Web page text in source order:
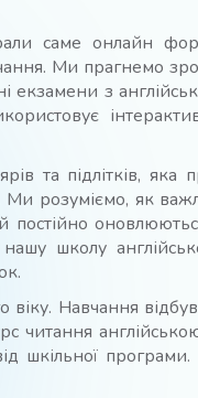
саме онлайн
Ми прагнемо
екзамени з
та підлітків,
розуміємо, як
постійно
школу
Навчання
читання
шкільної